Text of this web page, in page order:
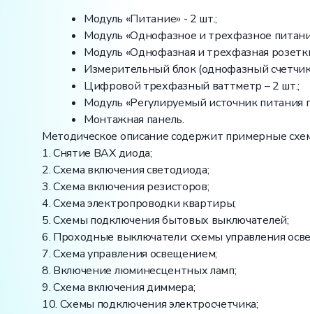
Модуль «Питание» - 2 шт.;
Модуль «Однофазное и трехфазное
Модуль «Однофазная и трехфазная
Измерительный блок (однофазный
Цифровой трехфазный ваттметр – 2 шт.;
Модуль «Регулируемый источник питания
Монтажная панель.
Методическое описание содержит примерные
1. Снятие ВАХ диода;
2. Схема включения светодиода;
3. Схема включения резисторов;
4. Схема электропроводки квартиры;
5. Схемы подключения бытовых выключателей;
6. Проходные выключатели: схемы управления
7. Схема управления освещением;
8. Включение люминесцентных ламп;
9. Схема включения диммера;
10. Схемы подключения электросчетчика;